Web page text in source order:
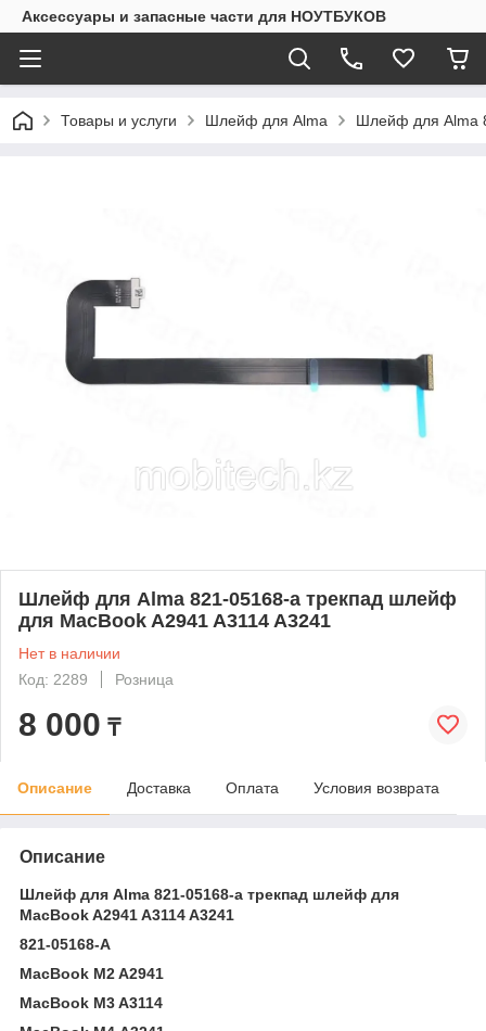
Аксессуары и запасные части для НОУТБУКОВ
Товары и услуги Шлейф для Alma Шлейф для Alma
Шлейф для Alma 821-05168-a трекпад шлейф
для MacBook A2941 A3114 A3241
Нет в наличии
Код: 2289
Розница
8 000 ₸
Описание Доставка Оплата Условия возврата
Описание
Шлейф для Alma 821-05168-a трекпад шлейф для
MacBook A2941 A3114 A3241
821-05168-A
MacBook M2 A2941
MacBook M3 A3114